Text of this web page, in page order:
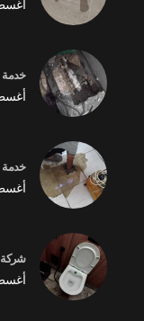
أغسطس
خدمة
أغسطس
خدمة
أغسطس
شركة
أغسطس